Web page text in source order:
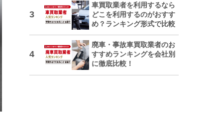
車買取業者を利用するなら
どこを利用するのがおすす
め？ランキング形式で比較
廃車・事故車買取業者のお
すすめランキングを会社別
に徹底比較！